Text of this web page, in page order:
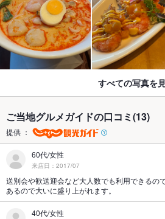
すべての写真を
ご当地グルメガイドの口コミ(13)
提供 ：
60代/女性
来店日：2017/07
送別会や歓送迎会など大人数でも利用できるの
あるので大いに盛り上がれます。
40代/女性